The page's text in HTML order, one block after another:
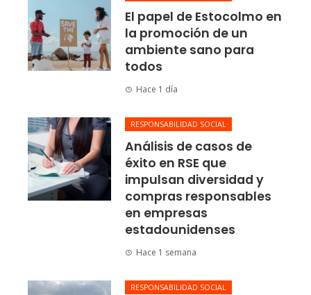
El papel de Estocolmo en
la promoción de un
ambiente sano para
todos
Hace 1 día
RESPONSABILIDAD SOCIAL
Análisis de casos de
éxito en RSE que
impulsan diversidad y
compras responsables
en empresas
estadounidenses
Hace 1 semana
RESPONSABILIDAD SOCIAL